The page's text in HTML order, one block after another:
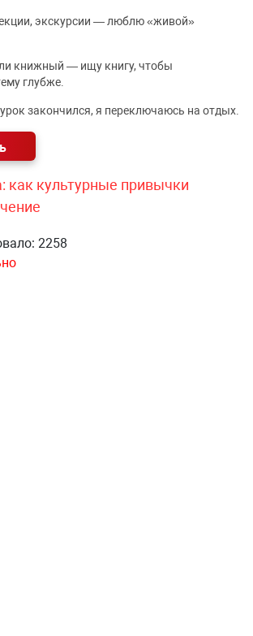
экскурсии — люблю «живой»
книжный — ищу книгу, чтобы
глубже.
закончился, я переключаюсь на отдых.
как культурные привычки
2258